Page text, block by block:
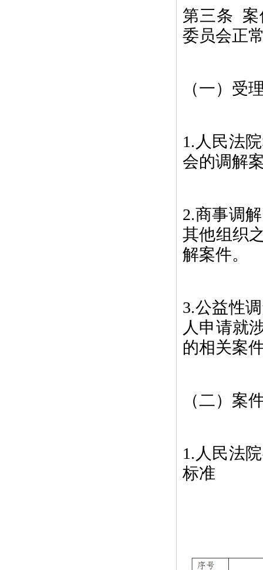
第三条 案
委员会正
（一）受
1.人民法
会的调解
2.商事调
其他组织
解案件。
3.公益性
人申请就
的相关案
（二）案
1.人民法
标准